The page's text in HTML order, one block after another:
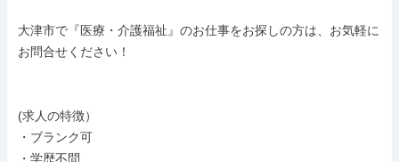
大津市で『医療・介護福祉』のお仕事をお探しの方は、お気軽に
お問合せください！
(求人の特徴）
・ブランク可
・学歴不問